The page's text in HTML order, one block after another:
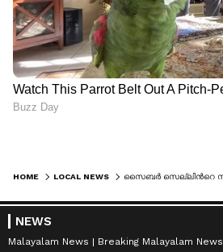
HOME LOCAL NEWS
NEWS
Malayalam News
Breaking Malayalam News